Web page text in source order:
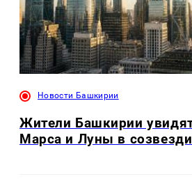
Новости Башкирии
Жители Башкирии
Марса и Луны в